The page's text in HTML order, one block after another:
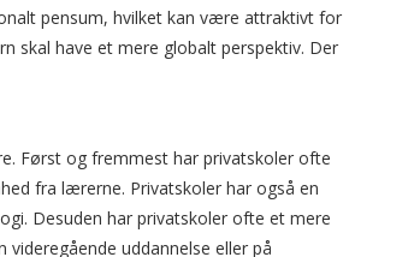
pensum, hvilket kan være attraktivt for
skal have et mere globalt perspektiv. Der
Først og fremmest har privatskoler ofte
fra lærerne. Privatskoler har også en
Desuden har privatskoler ofte et mere
uddannelse eller på